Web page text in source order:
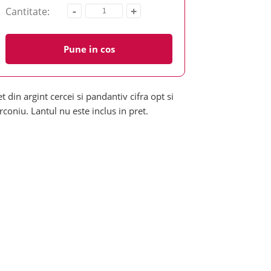
Cantitate: - +
Pune in cos
din argint cercei si pandantiv cifra opt si
Lantul nu este inclus in pret.